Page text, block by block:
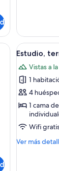
(For
People)
urbano y
comedor, que
Abrir
todas
las
fotos
de
Estudio,
terraza
(4
People)
9
Estudio,
Vistas a
1
4
1 cama
Wifi
Ver más
Más